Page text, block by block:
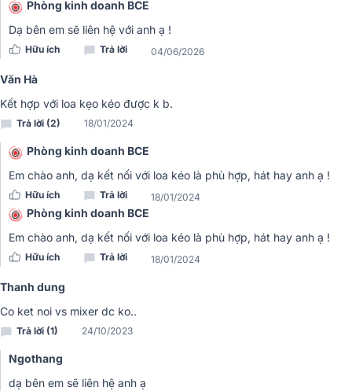
chóng tiện lợi.
Dễ dàng tùy chỉnh
Không chỉ tùy chỉnh các thông số trên tay cầm micrô mà trên bộ thu
cũng được nhà sản xuất tích hợp đèn báo RF sáng màu xanh lam
khi nhận tín hiệu từ bộ phát CHA; Đèn xanh bật sáng khi nhận tín
Phòng kinh doanh BCE
Dạ bên em sẽ liên hệ với anh ạ !
Hữu ích Trả lời 04/06/2026
Văn Hà
Kết hợp với loa kẹo kéo được k b.
Trả lời (2) 18/01/2024
Phòng kinh doanh BCE
Em chào anh, dạ kết nối với loa kéo là phù hợp, hát hay anh ạ !
Hữu ích Trả lời 18/01/2024
Phòng kinh doanh BCE
Em chào anh, dạ kết nối với loa kéo là phù hợp, hát hay anh ạ !
Hữu ích Trả lời 18/01/2024
Thanh dung
Co ket noi vs mixer dc ko..
Trả lời (1) 24/10/2023
Ngothang
dạ bên em sẽ liên hệ anh ạ